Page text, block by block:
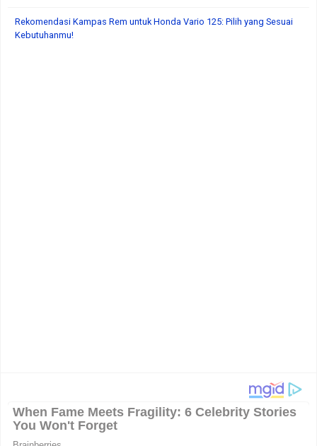
Rekomendasi Kampas Rem untuk Honda Vario 125: Pilih yang Sesuai
Kebutuhanmu!